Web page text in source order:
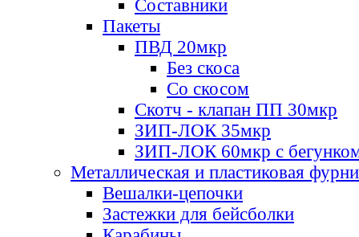
Составники
Пакеты
ПВД 20мкр
Без скоса
Со скосом
Скотч - клапан ПП 30мкр
ЗИП-ЛОК 35мкр
ЗИП-ЛОК 60мкр с
Металлическая и пластиковая
Вешалки-цепочки
Застежки для бейсболки